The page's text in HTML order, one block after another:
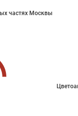
частях Москвы